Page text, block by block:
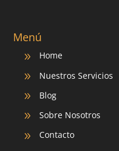
Menú
9 Home
9 Nuestros Servicios
9 Blog
9 Sobre Nosotros
9 Contacto